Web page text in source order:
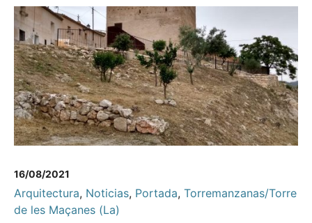
16/08/2021
Arquitectura, Noticias, Portada, Torremanzanas/Torre
de les Maçanes (La)